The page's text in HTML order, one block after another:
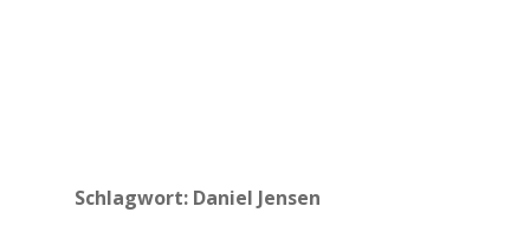
Schlagwort: Daniel Jensen